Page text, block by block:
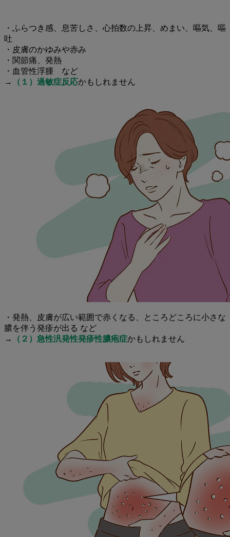
・ふらつき感、息苦しさ、心拍数の上昇、めまい、嘔気、嘔
吐
・皮膚のかゆみや赤み
・関節痛、発熱
・血管性浮腫　など
→
（１）過敏症反応かもしれません
・発熱、皮膚が広い範囲で赤くなる、ところどころに小さな
膿を伴う発疹が出る など
→ （２）急性汎発性発疹性膿疱症かもしれません